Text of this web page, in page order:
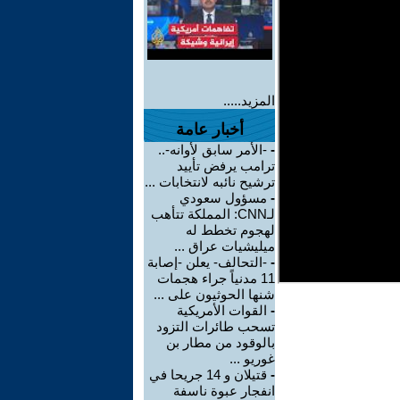
المزيد.....
أخبار عامة
- -الأمر سابق لأوانه-..
ترامب يرفض تأييد
ترشيح نائبه لانتخابات ...
- مسؤول سعودي
لـCNN: المملكة تتأهب
لهجوم تخطط له
ميليشيات عراق ...
- -التحالف- يعلن -إصابة
11 مدنياً جراء هجمات
شنها الحوثيون على ...
- القوات الأمريكية
تسحب طائرات التزود
بالوقود من مطار بن
غوريو ...
-
قتيلان و 14 جريحا في
انفجار عبوة ناسفة